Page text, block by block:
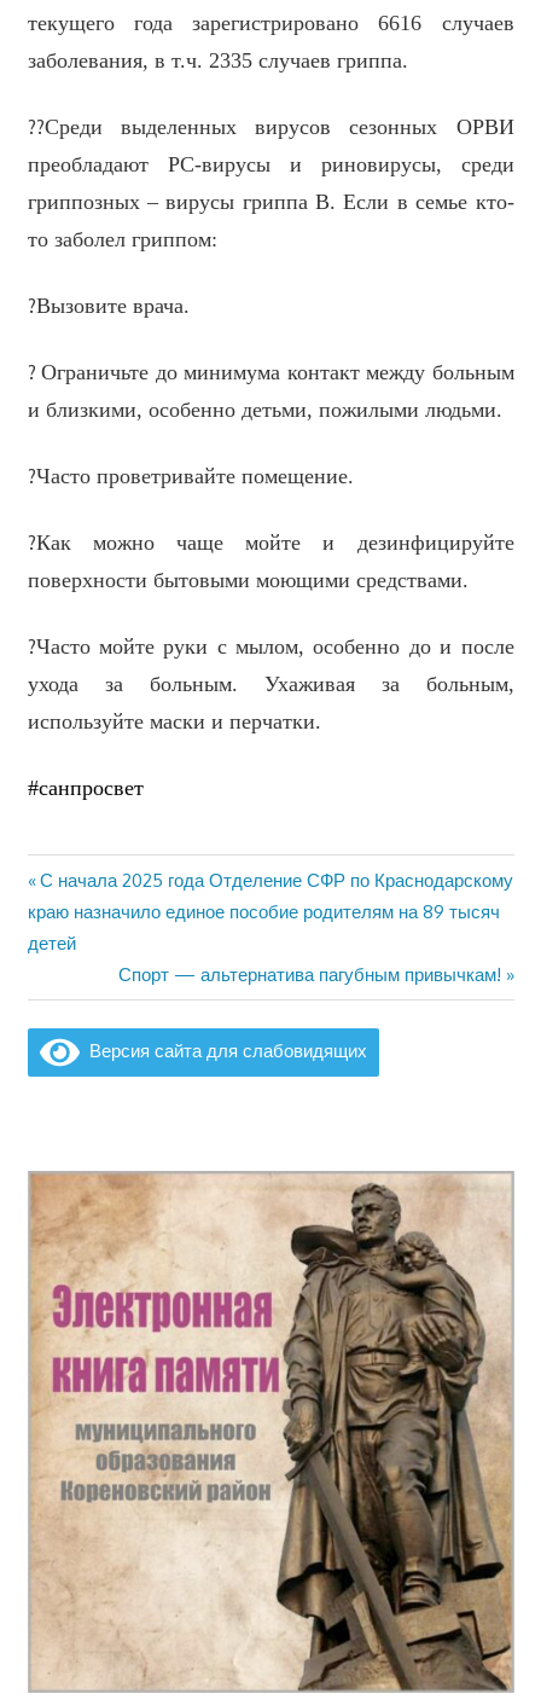
текущего года зарегистрировано 6616 случаев
заболевания, в т.ч. 2335 случаев гриппа.
??Среди выделенных вирусов сезонных ОРВИ
преобладают РС-вирусы и риновирусы, среди
гриппозных – вирусы гриппа В. Если в семье кто-
то заболел гриппом:
?Вызовите врача.
? Ограничьте до минимума контакт между больным
и близкими, особенно детьми, пожилыми людьми.
?Часто проветривайте помещение.
?Как можно чаще мойте и дезинфицируйте
поверхности бытовыми моющими средствами.
?Часто мойте руки с мылом, особенно до и после
ухода за больным. Ухаживая за больным,
используйте маски и перчатки.
#cанпросвет
Навигация
по
записям
Предыдущая
запись:
С начала 2025 года Отделение СФР по Краснодарскому
краю назначило единое пособие родителям на 89 тысяч
детей
Следующая
запись:
Спорт — альтернатива пагубным привычкам!
Версия сайта для слабовидящих